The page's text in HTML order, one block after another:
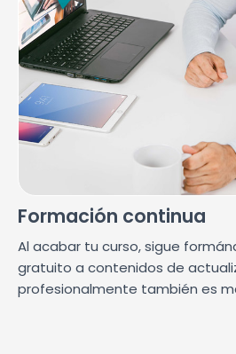
Formación continua
Al acabar tu curso, sigue
gratuito a contenidos de
profesionalmente también es